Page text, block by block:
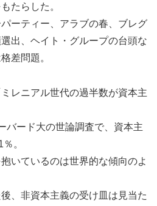
たらした。
ーティー、アラブの春、ブレグ
出、ヘイト・グループの台頭な
差問題。
レニアル世代の過半数が資本主
バード大の世論調査で、資本主
。
いているのは世界的な傾向のよ
、非資本主義の受け皿は見当た